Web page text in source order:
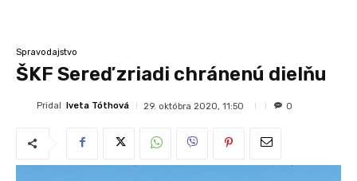
Spravodajstvo
ŠKF Sereď zriadi chránenú dielňu
Pridal Iveta Tóthová 29. októbra 2020, 11:50 0